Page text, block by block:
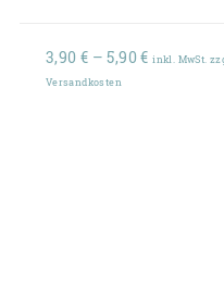
3,90 € –5,90€ inkl. MwSt.
Versandkosten